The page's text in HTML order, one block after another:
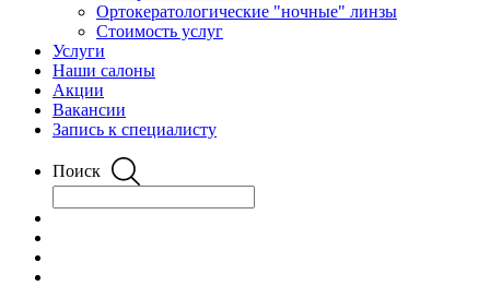
Ортокератологические "ночные" линзы
Стоимость услуг
Услуги
Наши салоны
Акции
Вакансии
Запись к специалисту
Поиск